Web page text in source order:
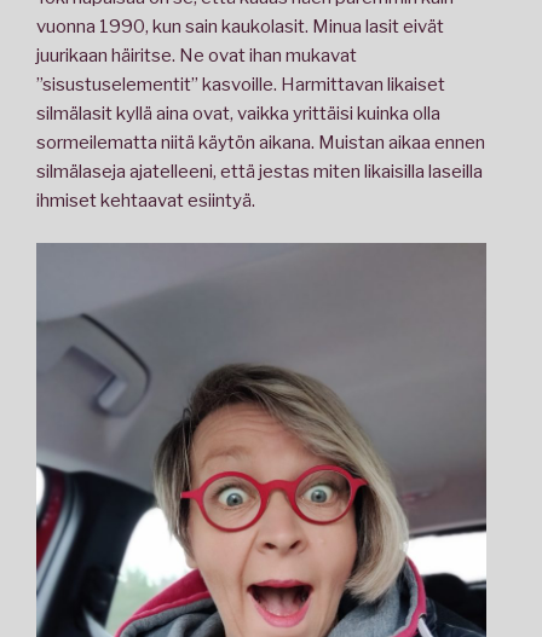
vuonna 1990, kun sain kaukolasit. Minua lasit eivät
juurikaan häiritse. Ne ovat ihan mukavat
”sisustuselementit” kasvoille. Harmittavan likaiset
silmälasit kyllä aina ovat, vaikka yrittäisi kuinka olla
sormeilematta niitä käytön aikana. Muistan aikaa ennen
silmälaseja ajatelleeni, että jestas miten likaisilla laseilla
ihmiset kehtaavat esiintyä.